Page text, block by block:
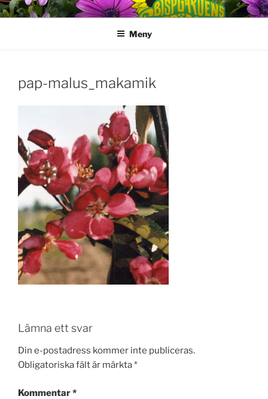
Hoppa
till
Meny
pap-malus_makamik
Lämna ett svar
Din e-postadress kommer inte publiceras.
Obligatoriska fält är märkta*
Kommentar*